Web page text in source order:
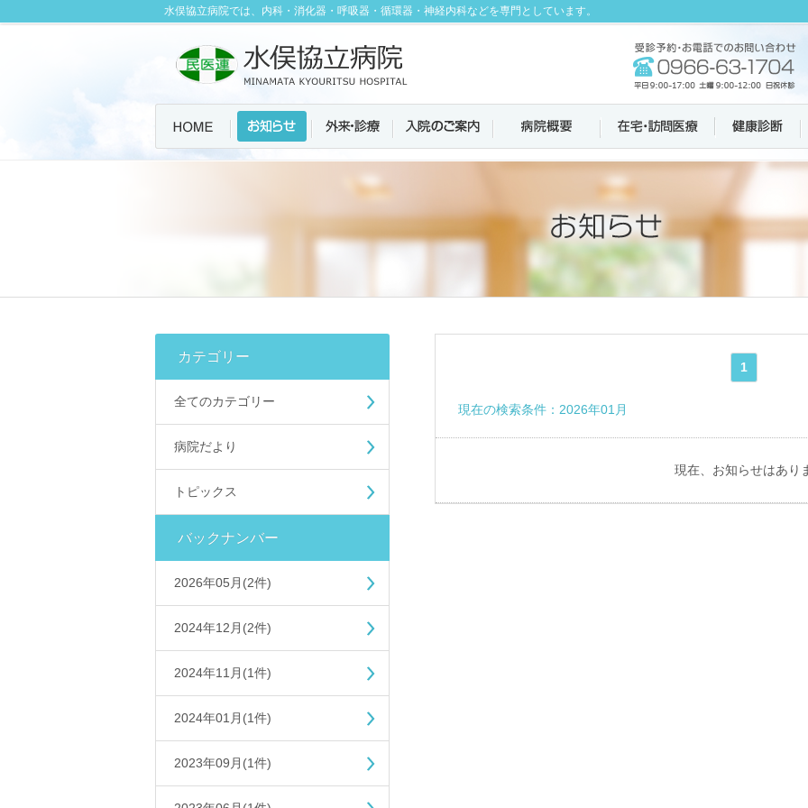
水俣協立病院では、内科・消化器・呼吸器・循環器・神経内科などを専門としています。
カテゴリー
全てのカテゴリー
病院だより
トピックス
バックナンバー
2026年05月(2件)
2024年12月(2件)
2024年11月(1件)
2024年01月(1件)
2023年09月(1件)
1
現在の検索条件：2026年01月
現在、お知らせはあり